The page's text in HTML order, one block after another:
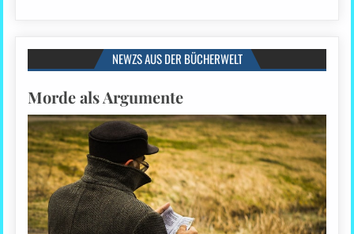
NEWZS AUS DER BÜCHERWELT
Morde als Argumente